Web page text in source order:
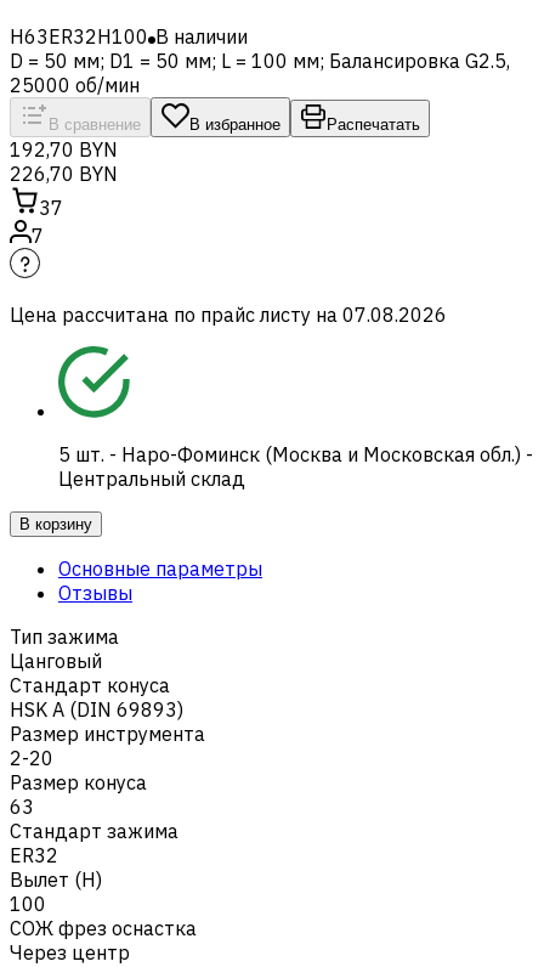
H63ER32H100 В наличии
D = 50 мм; D1 = 50 мм; L = 100 мм; Балансировка G2.5,
25000 об/мин
В сравнение В избранное Распечатать
192,70 BYN
226,70 BYN
37
7
Цена рассчитана по прайс листу на 07.08.2026
5 шт. - Наро-Фоминск (Москва и Московская обл.) -
Центральный склад
В корзину
Основные параметры
Отзывы
Тип зажима
Цанговый
Стандарт конуса
HSK A (DIN 69893)
Размер инструмента
2-20
Размер конуса
63
Стандарт зажима
ER32
Вылет (H)
100
СОЖ фрез оснастка
Через центр